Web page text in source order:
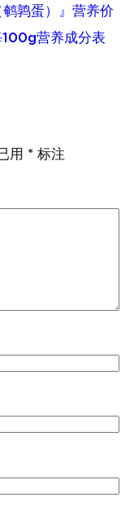
鹌鹑蛋）』营养价
营养成分表
用 * 标注